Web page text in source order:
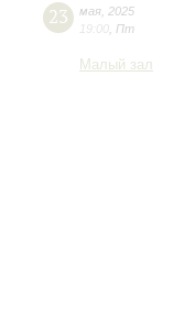
23 мая 2025
19:00
Пт
Малый зал